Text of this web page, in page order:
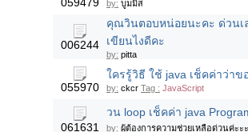
by: บูมมิส
006244
คุณวินตอบหน่อยนะคะ ด่วนเ
เขียนไงดีคะ
by: pitta
055970
ใครรู้วิธี ใช้ java เช็คค่าว่าข
by: ckcr Tag : JavaScript
061631
วน loop เช็คค่า java
by: ผู้ต้องการความช่วยเหลือด่วนค่ะะะ